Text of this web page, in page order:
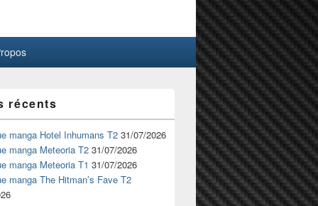
récents
manga Hotel Inhumans T2 31/07/2026
manga Meteoria T2 31/07/2026
manga Meteoria T1 31/07/2026
manga The Hitman’s Fave T2